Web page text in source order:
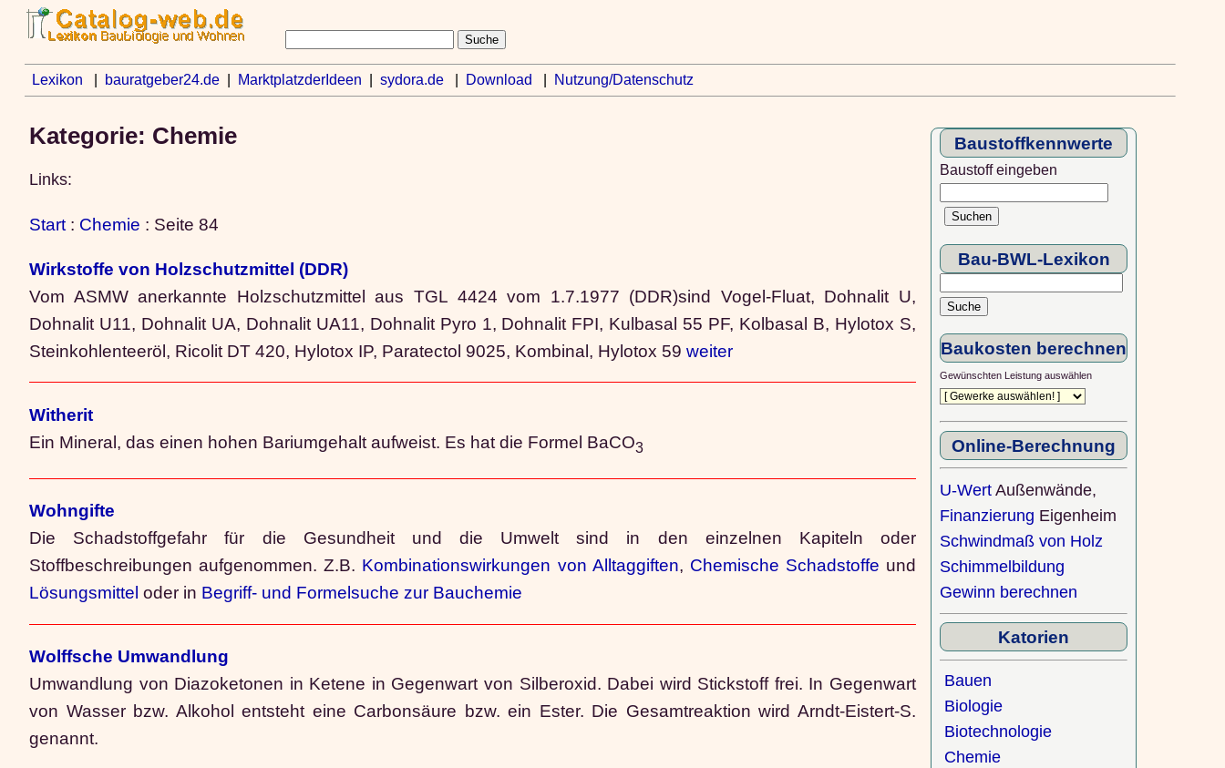
Lexikon bauratgeber24.de| MarktplatzderIdeen sydora.de| Download Nutzung/Datenschutz
Kategorie: Chemie
Links:
Start : Chemie : Seite 84
Wirkstoffe von Holzschutzmittel (DDR)
Vom ASMW anerkannte Holzschutzmittel aus TGL 4424 vom 1.7.1977 (DDR)sind Vogel-Fluat, Dohnalit U,
Dohnalit U11, Dohnalit UA, Dohnalit UA11, Dohnalit Pyro 1, Dohnalit FPI, Kulbasal 55 PF, Kolbasal B, Hylotox S,
Steinkohlenteeröl, Ricolit DT 420, Hylotox IP, Paratectol 9025, Kombinal, Hylotox 59weiter
Witherit
Ein Mineral, das einen hohen Bariumgehalt aufweist. Es hat die Formel BaCO3
Wohngifte
Die Schadstoffgefahr für die Gesundheit und die Umwelt sind in den einzelnen Kapiteln oder
Stoffbeschreibungen aufgenommen. Z.B. Kombinationswirkungen von Alltaggiften, Chemische Schadstoffe und
Lösungsmittel oder in Begriff- und Formelsuche zur Bauchemie
Wolffsche Umwandlung
Umwandlung von Diazoketonen in Ketene in Gegenwart von Silberoxid. Dabei wird Stickstoff frei. In Gegenwart
von Wasser bzw. Alkohol entsteht eine Carbonsäure bzw. ein Ester. Die Gesamtreaktion wird Arndt-Eistert-S.
genannt.
Baustoffkennwerte
Baustoff eingeben
Bau-BWL-Lexikon
Baukosten berechnen
Gewünschten Leistung auswählen
Online-Berechnung
U-Wert Außenwände,
Finanzierung Eigenheim
Schwindmaß von Holz
Schimmelbildung
Gewinn berechnen
Katorien
Bauen
Biologie
Biotechnologie
Chemie